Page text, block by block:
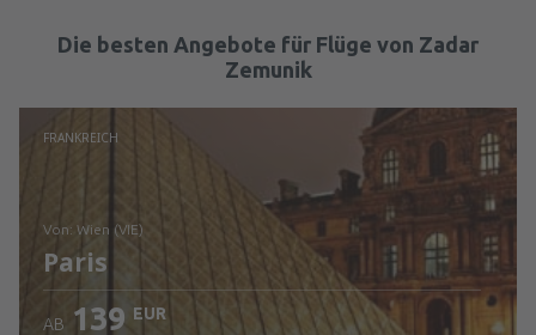
Die besten Angebote für Flüge von Zadar
Zemunik
FRANKREICH
von: Wien (VIE)
Paris
AB 139 EUR